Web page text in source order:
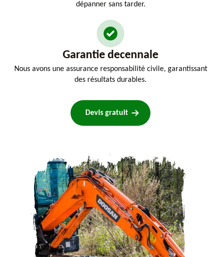
dépanner sans tarder.
Garantie decennale
Nous avons une assurance responsabilité civile, garantissant
des résultats durables.
Devis gratuit